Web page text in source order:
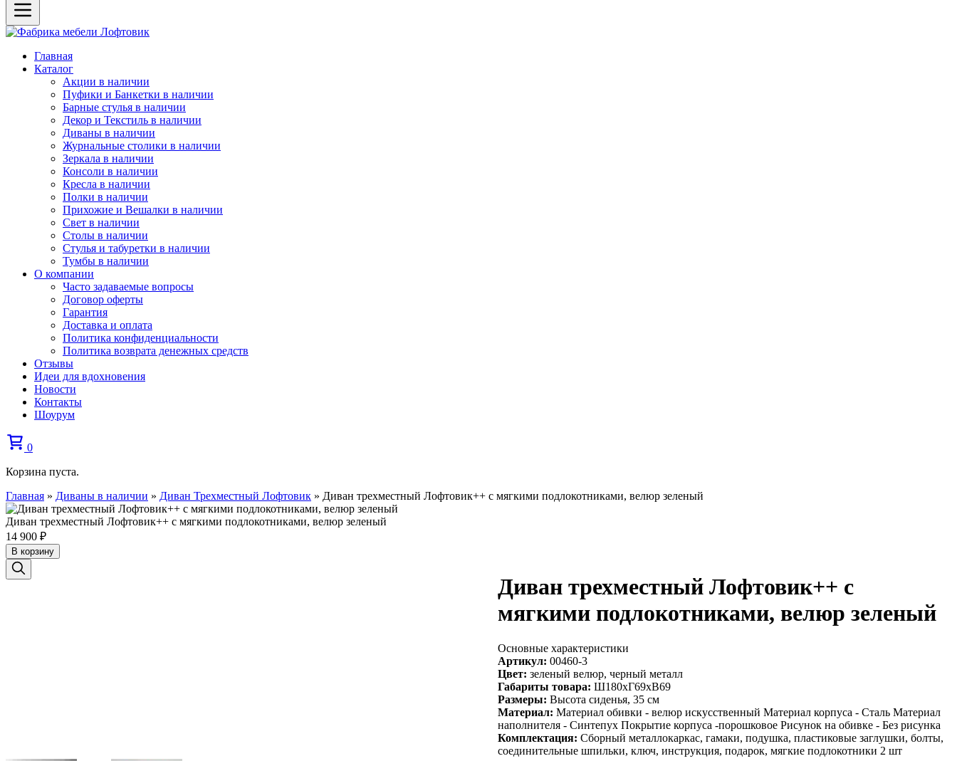
Главная
Каталог
Акции в наличии
Пуфики и Банкетки в наличии
Барные стулья в наличии
Декор и Текстиль в наличии
Диваны в наличии
Журнальные столики в наличии
Зеркала в наличии
Консоли в наличии
Кресла в наличии
Полки в наличии
Прихожие и Вешалки в наличии
Свет в наличии
Столы в наличии
Стулья и табуретки в наличии
Тумбы в наличии
О компании
Часто задаваемые вопросы
Договор оферты
Гарантия
Доставка и оплата
Политика конфиденциальности
Политика возврата денежных средств
Отзывы
Идеи для вдохновения
Новости
Контакты
Шоурум
0
Корзина пуста.
Главная » Диваны в наличии » Диван Трехместный Лофтовик » Диван трехместный Лофтовик++ с мягкими подлокотниками, велюр зеленый
Диван трехместный Лофтовик++ с мягкими подлокотниками, велюр зеленый
14 900 ₽
В корзину
Диван трехместный Лофтовик++ с
мягкими подлокотниками, велюр зеленый
Основные характеристики
Артикул: 00460-3
Цвет: зеленый велюр, черный металл
Габариты товара: Ш180хГ69хВ69
Размеры: Высота сиденья, 35 см
Материал: Материал обивки - велюр искусственный Материал корпуса - Сталь Материал
наполнителя - Синтепух Покрытие корпуса -порошковое Рисунок на обивке - Без рисунка
Комплектация: Сборный металлокаркас, гамаки, подушка, пластиковые заглушки, болты,
соединительные шпильки, ключ, инструкция, подарок, мягкие подлокотники 2 шт